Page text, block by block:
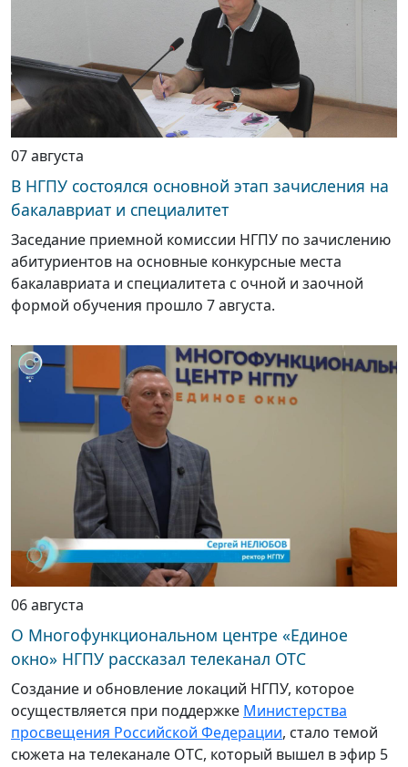
07 августа
В НГПУ состоялся основной этап зачисления на
бакалавриат и специалитет
Заседание приемной комиссии НГПУ по зачислению
абитуриентов на основные конкурсные места
бакалавриата и специалитета с очной и заочной
формой обучения прошло 7 августа.
06 августа
О Многофункциональном центре «Единое
окно» НГПУ рассказал телеканал ОТС
Создание и обновление локаций НГПУ, которое
осуществляется при поддержке Министерства
просвещения Российской Федерации, стало темой
сюжета на телеканале ОТС, который вышел в эфир 5